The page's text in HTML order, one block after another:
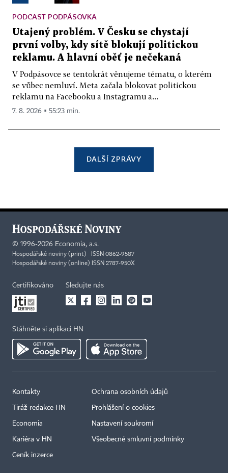
PODCAST PODPÁSOVKA
Utajený problém. V Česku se chystají
první volby, kdy sítě blokují politickou
reklamu. A hlavní oběť je nečekaná
V Podpásovce se tentokrát věnujeme tématu, o kterém
se vůbec nemluví. Meta začala blokovat politickou
reklamu na Facebooku a Instagramu a...
7. 8. 2026 ▪ 55:23 min.
DALŠÍ ZPRÁVY
© 1996-2026 Economia, a.s.
Hospodářské noviny (print) ISSN 0862-9587
Hospodářské noviny (online) ISSN 2787-950X
Certifikováno Sledujte nás
Stáhněte si aplikaci HN
Kontakty
Tiráž redakce HN
Economia
Kariéra v HN
Ceník inzerce
Ochrana osobních údajů
Prohlášení o cookies
Nastavení soukromí
Všeobecné smluvní podmínky